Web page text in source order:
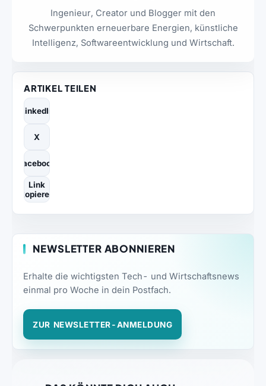
Ingenieur, Creator und Blogger mit den
Schwerpunkten erneuerbare Energien, künstliche
Intelligenz, Softwareentwicklung und Wirtschaft.
ARTIKEL TEILEN
LinkedIn
X
Facebook
Link
kopieren
NEWSLETTER ABONNIEREN
Erhalte die wichtigsten Tech- und Wirtschaftsnews
einmal pro Woche in dein Postfach.
ZUR NEWSLETTER-ANMELDUNG